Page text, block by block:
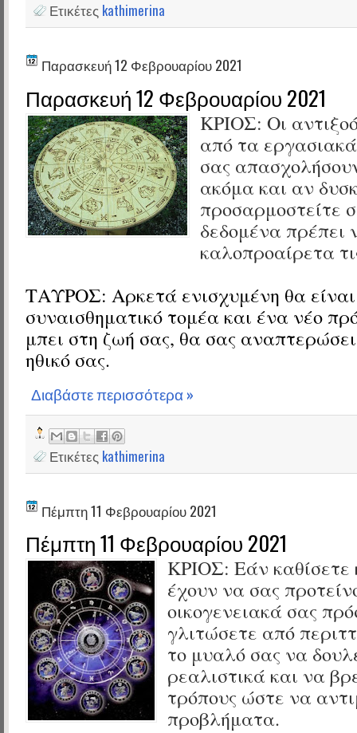
Ετικέτες kathimerina
Παρασκευή 12 Φεβρουαρίου 2021
Παρασκευή 12 Φεβρουαρίου 2021
ΚΡΙΟΣ: Οι
από τα
σας
ακόμα και αν
προσαρμοστείτε
δεδομένα πρέπει
καλοπροαίρετα
ΤΑΥΡΟΣ: Αρκετά ενισχυμένη θα
συναισθηματικό τομέα και ένα νέο
μπει στη ζωή σας, θα σας
ηθικό σας.
Διαβάστε περισσότερα »
Ετικέτες kathimerina
Πέμπτη 11 Φεβρουαρίου 2021
Πέμπτη 11 Φεβρουαρίου 2021
ΚΡΙΟΣ: Εάν καθίσετε
έχουν να σας
οικογενειακά σας
γλιτώσετε από
το μυαλό σας να
ρεαλιστικά και να
τρόπους ώστε να
προβλήματα.